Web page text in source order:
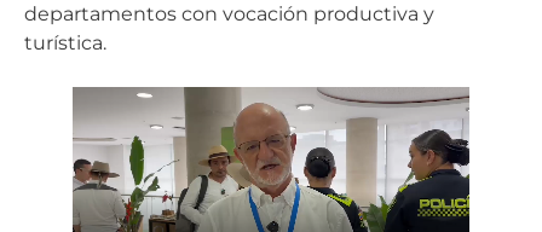
departamentos con vocación productiva y
turística.